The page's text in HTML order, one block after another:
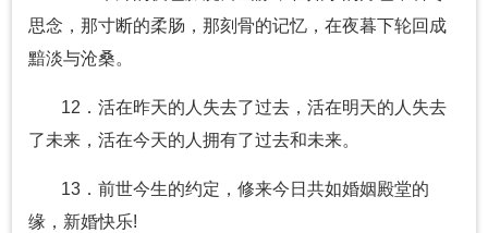
思念，那寸断的柔肠，那刻骨的记忆，在夜暮下轮回成
黯淡与沧桑。
12．活在昨天的人失去了过去，活在明天的人失去
了未来，活在今天的人拥有了过去和未来。
13．前世今生的约定，修来今日共如婚姻殿堂的
缘，新婚快乐!